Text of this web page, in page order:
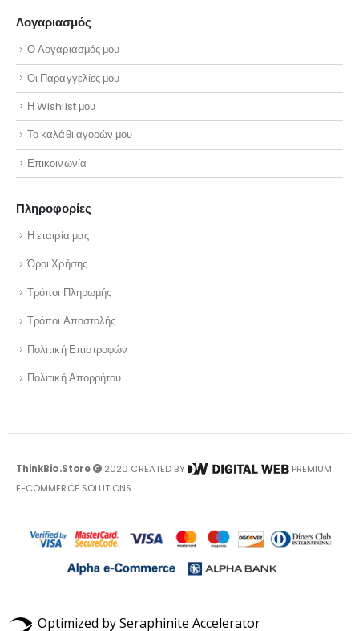
Λογαριασμός
Ο Λογαριασμός μου
Οι Παραγγελίες μου
Η Wishlist μου
Το καλάθι αγορών μου
Επικοινωνία
Πληροφορίες
Η εταιρία μας
Όροι Χρήσης
Τρόποι Πληρωμής
Τρόποι Αποστολής
Πολιτική Επιστροφών
Πολιτική Απορρήτου
ThinkBio.Store 2020 CREATED BY
PREMIUM
E-COMMERCE SOLUTIONS.
Optimized by Seraphinite Accelerator